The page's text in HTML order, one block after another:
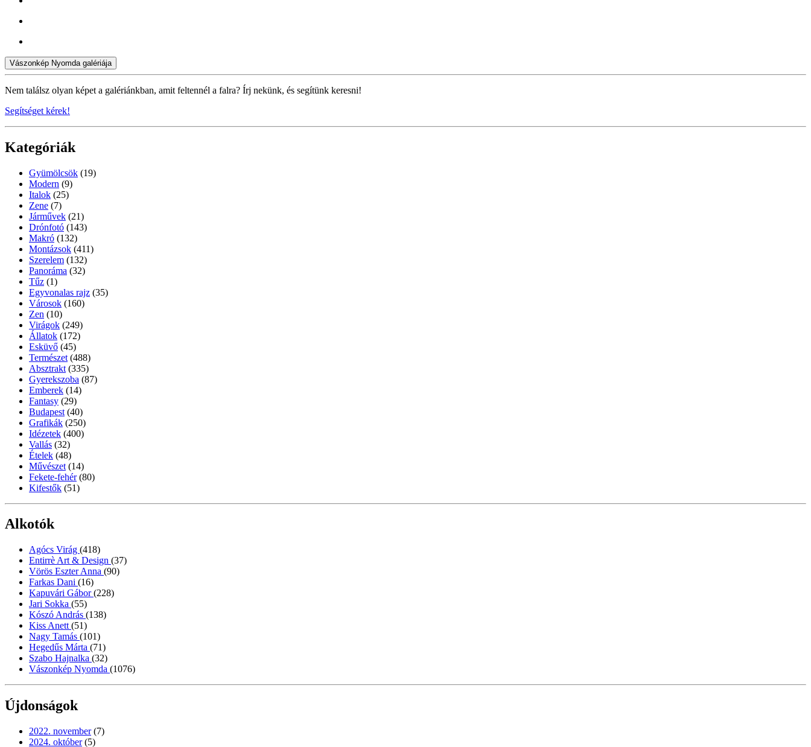
Vászonkép Nyomda galériája
Nem találsz olyan képet a galériánkban, amit feltennél a falra? Írj nekünk, és segítünk keresni!
Segítséget kérek!
Kategóriák
Gyümölcsök (19)
Modern (9)
Italok (25)
Zene (7)
Járművek (21)
Drónfotó (143)
Makró (132)
Montázsok (411)
Szerelem (132)
Panoráma (32)
Tűz (1)
Egyvonalas rajz (35)
Városok (160)
Zen (10)
Virágok (249)
Állatok (172)
Esküvő (45)
Természet (488)
Absztrakt (335)
Gyerekszoba (87)
Emberek (14)
Fantasy (29)
Budapest (40)
Grafikák (250)
Idézetek (400)
Vallás (32)
Ételek (48)
Művészet (14)
Fekete-fehér (80)
Kifestők (51)
Alkotók
Agócs Virág (418)
Entirrè Art & Design (37)
Vörös Eszter Anna (90)
Farkas Dani (16)
Kapuvári Gábor(228)
Jari Sokka (55)
Kószó András (138)
Kiss Anett (51)
Nagy Tamás (101)
Hegedűs Márta (71)
Szabo Hajnalka (32)
Vászonkép Nyomda (1076)
Újdonságok
2022. november (7)
2024. október (5)